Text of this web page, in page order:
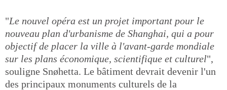
"Le nouvel opéra est un projet important pour le
nouveau plan d'urbanisme de Shanghai, qui a pour
objectif de placer la ville à l'avant-garde mondiale
sur les plans économique, scientifique et culturel",
souligne Snøhetta. Le bâtiment devrait devenir l'un
des principaux monuments culturels de la